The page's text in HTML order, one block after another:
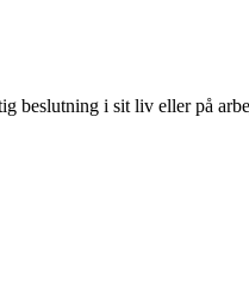
beslutning i sit liv eller på